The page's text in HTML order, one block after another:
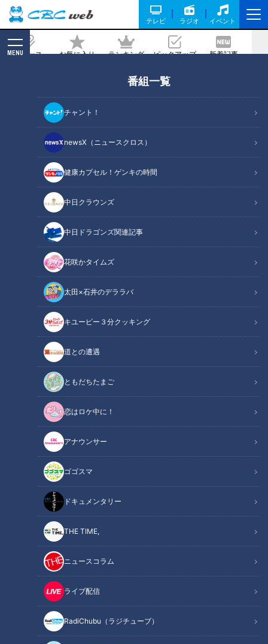
テレビ ラジオ イベント
ニュース お気に入り ランキング ピックアップ 新着記事
MENU
番組一覧
チャント！
newsX（ニュースクロス）
健康カプセル！ゲンキの時間
中日クラウンズ
中日ドラゴンズ関連記事
花咲かタイムズ
太田×石井のデララバ
キユーピー３分クッキング
道との遭遇
ともだちたまご
恋はロケ中に！
アナウンサー
ゴゴスマ
ドキュメンタリー
THE TIME,
ニュースコラム
ライブ配信
RadiChubu（ラジチューブ）
大いなる夢！その誕生の歴史を歩む
2023/02/21 10:40
「ダース＜ミルク＞」提供：森永製菓株式会社
ニュースコラム
東西南北論説風
チョコレートはカカオ豆から作られる。もともとはアメリカ大
陸の先住民族が、カカオ豆を粉末にして溶かし、唐辛子などス
パイスを加えて滋養強壮の薬として飲んでいたと伝えられる。
１６世紀に探検家コロンブスが、カカオ豆をスペインに持ち帰
った。砂糖などを加えて固めることによって、ヨーロッパで
「チョコレート」という菓子が生まれた。日本には、江戸時代
に長崎の出島に、オランダ人によって持ち込まれた。“珍しい
食べ物”として、ほとんど食べられることはなかったという。